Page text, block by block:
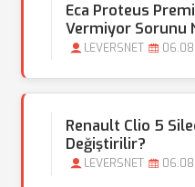
Eca Proteus
Vermiyor Sorunu
LEVERSNET
Renault Clio 5
Değiştirilir?
LEVERSNET